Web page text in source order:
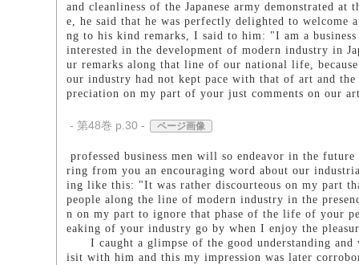
and cleanliness of the Japanese army demonstrated
e, he said that he was perfectly delighted to welcome
ng to his kind remarks, I said to him: "I am a
interested in the development of modern industry in
ur remarks along that line of our national life,
our industry had not kept pace with that of art and
preciation on my part of your just comments on our
- 第48巻 p.30 - ページ画像
professed business men will so endeavor in the
ring from you an encouraging word about our
ing like this: "It was rather discourteous on my part
people along the line of modern industry in the
n on my part to ignore that phase of the life of your
eaking of your industry go by when I enjoy the
I caught a glimpse of the good understanding and
isit with him and this my impression was later